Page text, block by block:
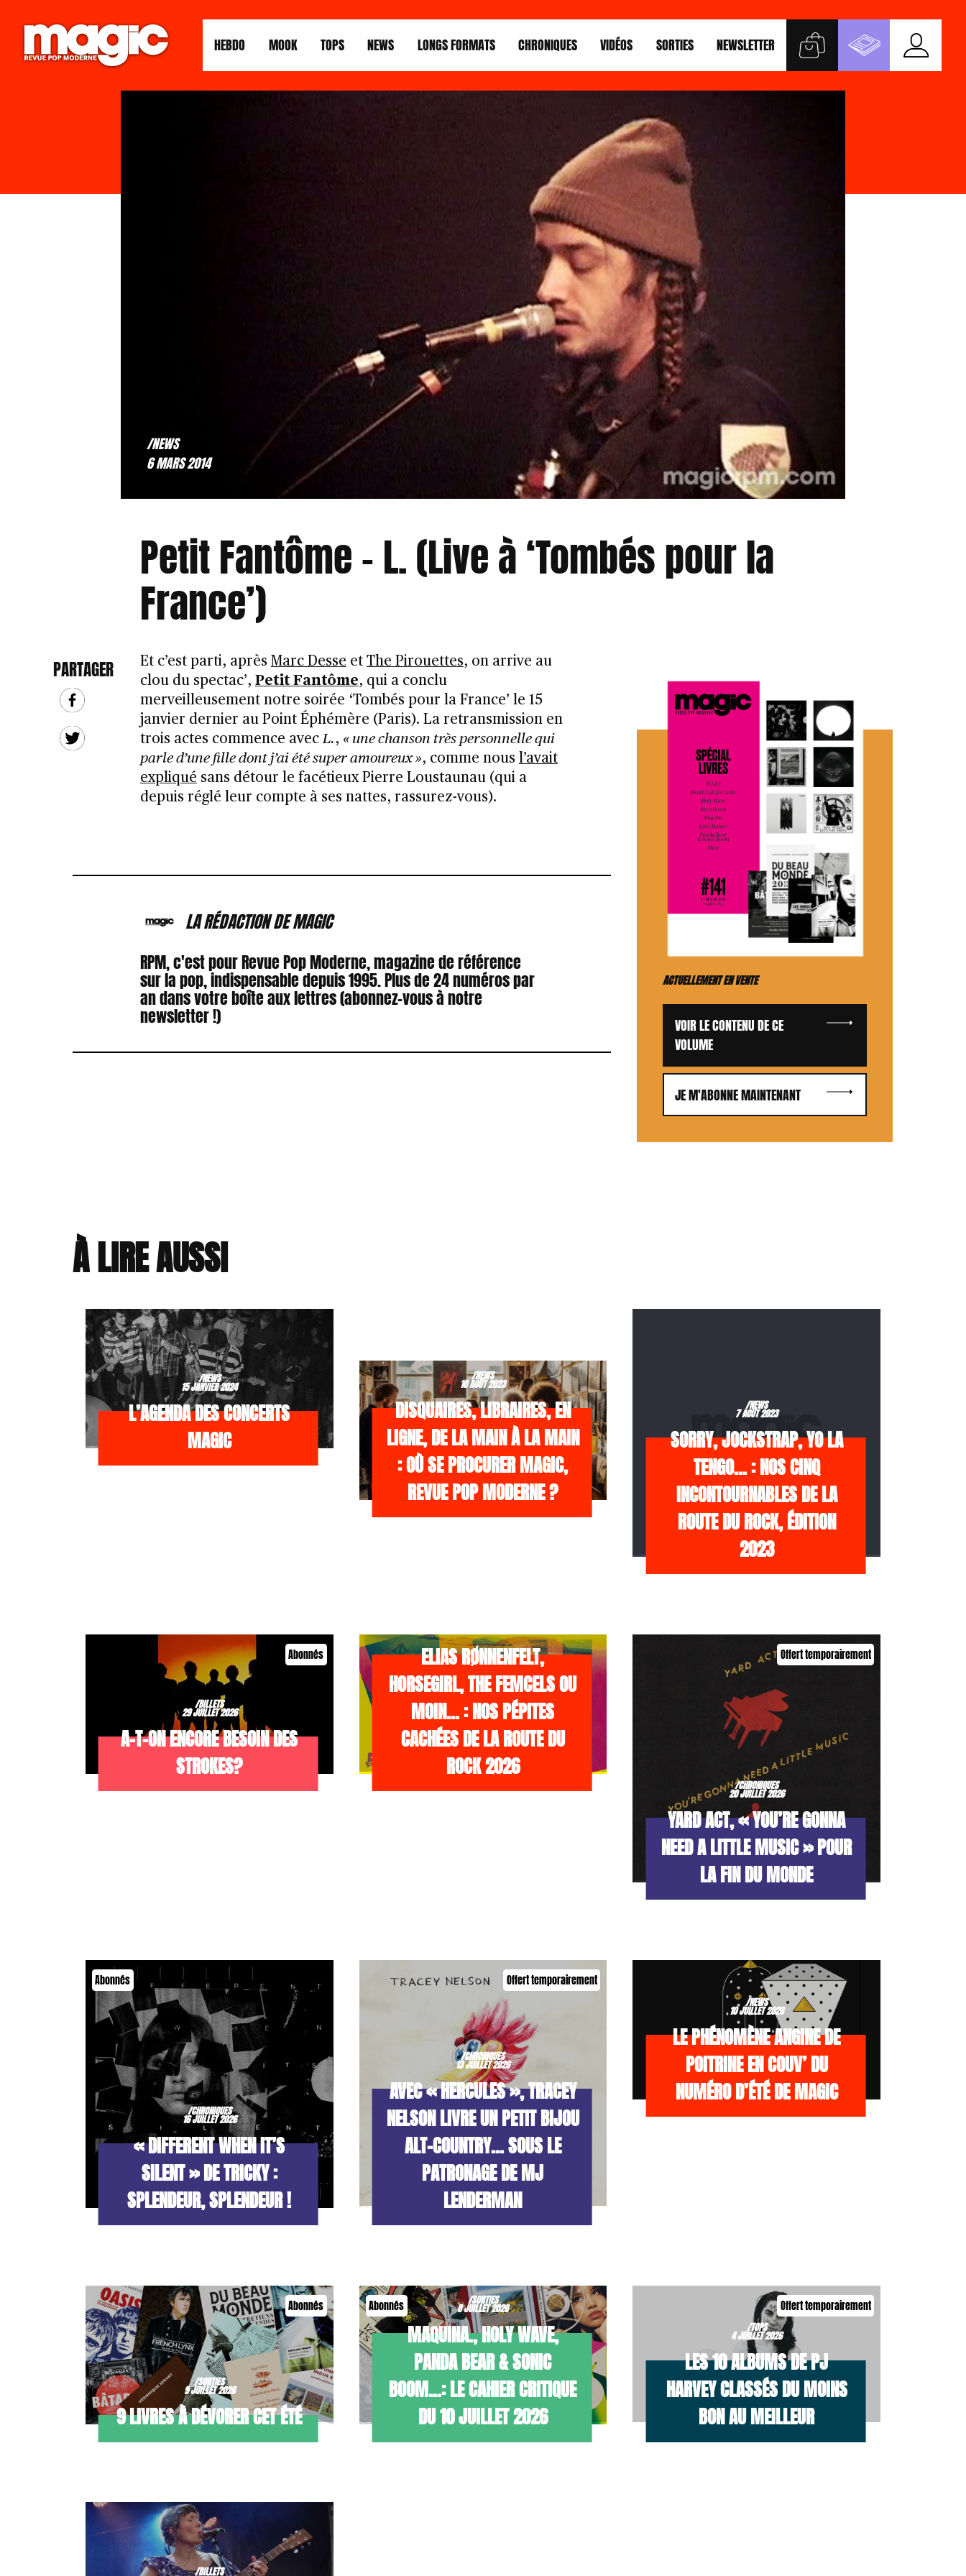
HEBDO MOOK TOPS NEWS LONGS FORMATS CHRONIQUES VIDÉOS SORTIES NEWSLETTER
/NEWS
6 MARS 2014
Petit Fantôme – L. (Live à ‘Tombés pour la
France’)
PARTAGER Et c’est parti, après Marc Desse et The Pirouettes, on arrive au
clou du spectac’, Petit Fantôme, qui a conclu
merveilleusement notre soirée ‘Tombés pour la France’ le 15
janvier dernier au Point Éphémère (Paris). La retransmission en
trois actes commence avecL., « une chanson très personnelle qui
parle d’une fille dont j’ai été super amoureux », comme nous l’avait
expliqué sans détour le facétieux Pierre Loustaunau (qui a
depuis réglé leur compte à ses nattes, rassurez-vous).
LA RÉDACTION DE MAGIC
RPM, c'est pour Revue Pop Moderne, magazine de référence
sur la pop, indispensable depuis 1995. Plus de 24 numéros par
an dans votre boîte aux lettres (abonnez-vous à notre
newsletter !)
ACTUELLEMENT EN VENTE
VOIR LE CONTENU DE CE
VOLUME
JE M'ABONNE MAINTENANT
À LIRE AUSSI
/NEWS
15 JANVIER 2024
L’AGENDA DES CONCERTS
MAGIC
/NEWS
10 AOÛT 2023
DISQUAIRES, LIBRAIRES, EN
LIGNE, DE LA MAIN À LA MAIN
: OÙ SE PROCURER MAGIC,
REVUE POP MODERNE ?
/NEWS
7 AOÛT 2023
SORRY, JOCKSTRAP, YO LA
TENGO… : NOS CINQ
INCONTOURNABLES DE LA
ROUTE DU ROCK, ÉDITION
2023
Abonnés
/BILLETS
29 JUILLET 2026
A-T-ON ENCORE BESOIN DES
STROKES?
ELIAS RØNNENFELT,
HORSEGIRL, THE FEMCELS OU
MOIN… : NOS PÉPITES
CACHÉES DE LA ROUTE DU
ROCK 2026
Offert temporairement
/CHRONIQUES
20 JUILLET 2026
YARD ACT, « YOU’RE GONNA
NEED A LITTLE MUSIC » POUR
LA FIN DU MONDE
Abonnés
/CHRONIQUES
16 JUILLET 2026
« DIFFERENT WHEN IT’S
SILENT » DE TRICKY :
SPLENDEUR, SPLENDEUR !
Offert temporairement
/CHRONIQUES
13 JUILLET 2026
AVEC « HERCULES », TRACEY
NELSON LIVRE UN PETIT BIJOU
ALT-COUNTRY… SOUS LE
PATRONAGE DE MJ
LENDERMAN
/NEWS
10 JUILLET 2026
LE PHÉNOMÈNE ANGINE DE
POITRINE EN COUV’ DU
NUMÉRO D’ÉTÉ DE MAGIC
Abonnés
/SORTIES
9 JUILLET 2026
9 LIVRES À DÉVORER CET ÉTÉ
Abonnés /SORTIES
8 JUILLET 2026
MAQUINA., HOLY WAVE,
PANDA BEAR & SONIC
BOOM…: LE CAHIER CRITIQUE
DU 10 JUILLET 2026
Offert temporairement
/TOPS
4 JUILLET 2026
LES 10 ALBUMS DE PJ
HARVEY CLASSÉS DU MOINS
BON AU MEILLEUR
/BILLETS